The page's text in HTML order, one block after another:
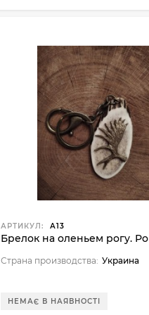
АРТИКУЛ: А13
Брелок на оленьем рогу.
Страна производства: Украина
НЕМАЄ В НАЯВНОСТІ